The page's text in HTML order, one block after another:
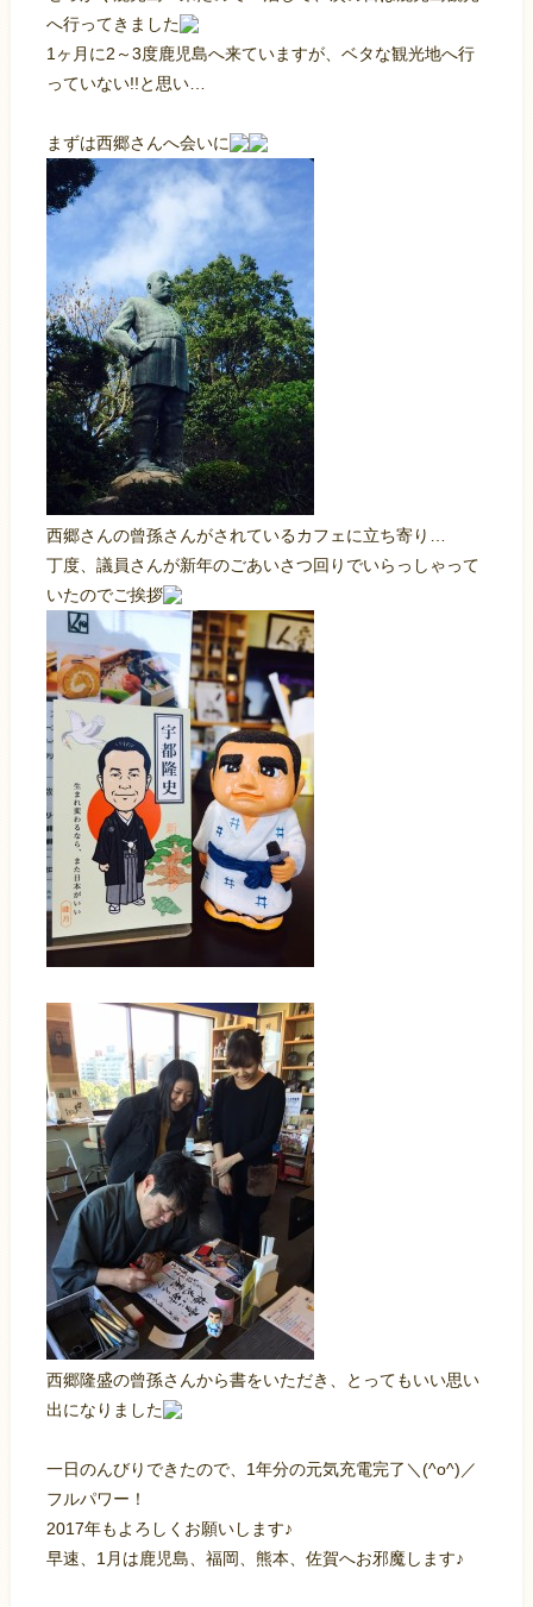
へ行ってきました
1ヶ月に2～3度鹿児島へ来ていますが、ベタな観光地へ行
っていない!!と思い…
まずは西郷さんへ会いに
西郷さんの曾孫さんがされているカフェに立ち寄り…
丁度、議員さんが新年のごあいさつ回りでいらっしゃって
いたのでご挨拶
西郷隆盛の曾孫さんから書をいただき、とってもいい思い
出になりました
一日のんびりできたので、1年分の元気充電完了＼(^o^)／
フルパワー！
2017年もよろしくお願いします♪
早速、1月は鹿児島、福岡、熊本、佐賀へお邪魔します♪